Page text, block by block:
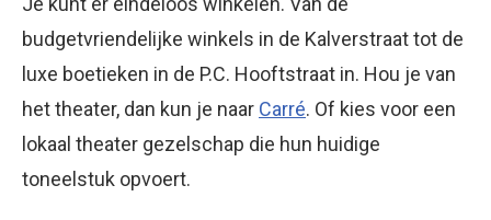
budgetvriendelijke winkels in de Kalverstraat tot de
luxe boetieken in de P.C. Hooftstraat in. Hou je van
het theater, dan kun je naar Carré. Of kies voor een
lokaal theater gezelschap die hun huidige
toneelstuk opvoert.